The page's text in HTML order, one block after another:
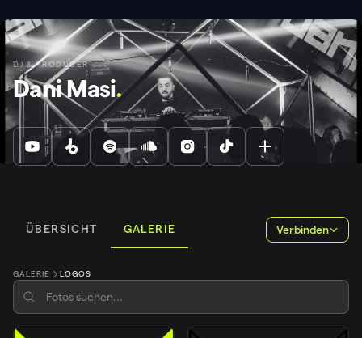
DJ & PRODUCER
Dani Masi.
ÜBERSICHT GALERIE Verbinden
GALERIE LOGOS